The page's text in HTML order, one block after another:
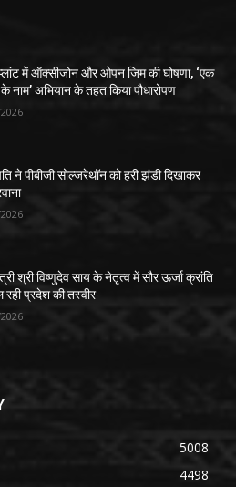
में ऑक्सीजोन और ओपन जिम की घोषणा, ‘एक
नाम’ अभियान के तहत किया पौधारोपण
ने पीबीजी सोल्जरेथॉन को हरी झंडी दिखाकर
श्री विष्णुदेव साय के नेतृत्व में सौर ऊर्जा क्रांति
प्रदेश की तस्वीर
5008
4498